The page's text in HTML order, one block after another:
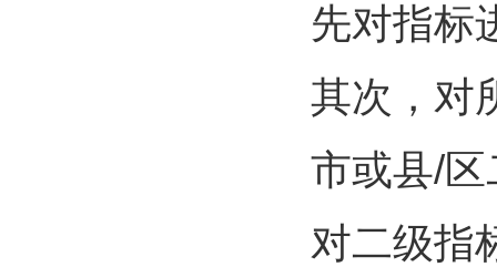
先对指标
其次，对
市或县/
对二级指